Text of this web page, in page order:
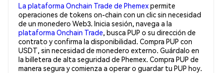
La plataforma Onchain Trade de Phemexpermite
operaciones de tokens on-chain con un clic sin necesidad
de un monedero Web3. Inicia sesión, navega a la
plataforma Onchain Trade, busca PUP o su dirección de
contrato y confirma la disponibilidad. Compra PUP con
USDT, sin necesidad de monedero externo. Guárdalo en
la billetera de alta seguridad de Phemex. Compra PUP de
manera segura y comienza a operar o guardar tu PUP hoy.